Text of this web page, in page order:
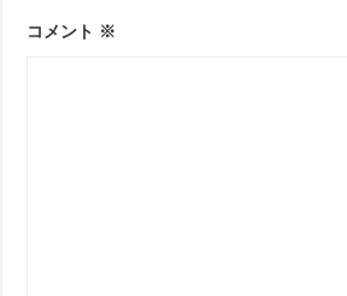
コメント ※